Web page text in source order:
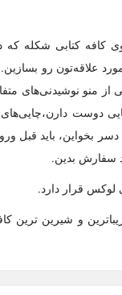
کافه کتابی شکله
علاقه‌تون رو
از منو نوشیدنی‌های
دوست
دسر بخواین، باید قبل
سفارش بدین.
لوکس قرار دارد.
و شیرین ترین